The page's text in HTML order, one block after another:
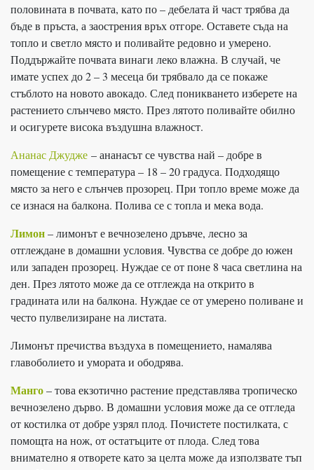
половината в почвата, като по – дебелата й част трябва да
бъде в пръста, а заострения връх отгоре. Оставете съда на
топло и светло място и поливайте редовно и умерено.
Поддържайте почвата винаги леко влажна. В случай, че
имате успех до 2 – 3 месеца би трябвало да се покаже
стъблото на новото авокадо. След поникването изберете на
растението слънчево място. През лятото поливайте обилно
и осигурете висока въздушна влажност.
Ананас Джудже – ананасът се чувства най – добре в
помещение с температура – 18 – 20 градуса. Подходящо
място за него е слънчев прозорец. При топло време може да
се изнася на балкона. Полива се с топла и мека вода.
Лимон– лимонът е вечнозелено дръвче, лесно за
отглеждане в домашни условия. Чувства се добре до южен
или западен прозорец. Нуждае се от поне 8 часа светлина на
ден. През лятото може да се отглежда на открито в
градината или на балкона. Нуждае се от умерено поливане и
често пулвелизиране на листата.
Лимонът пречиства въздуха в помещението, намалява
главоболието и умората и ободрява.
Манго– това екзотично растение представлява тропическо
вечнозелено дърво. В домашни условия може да се отгледа
от костилка от добре узрял плод. Почистете постилката, с
помощта на нож, от остатъците от плода. След това
внимателно я отворете като за целта може да използвате тъп